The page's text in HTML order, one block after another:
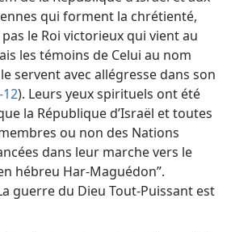
qui forment la chrétienté,
le Roi victorieux qui vient au
les témoins de Celui au nom
servent avec allégresse dans son
12). Leurs yeux spirituels ont été
la République d’Israël et toutes
ou non des Nations
dans leur marche vers le
hébreu Har-Maguédon”.
guerre du Dieu Tout-Puissant est